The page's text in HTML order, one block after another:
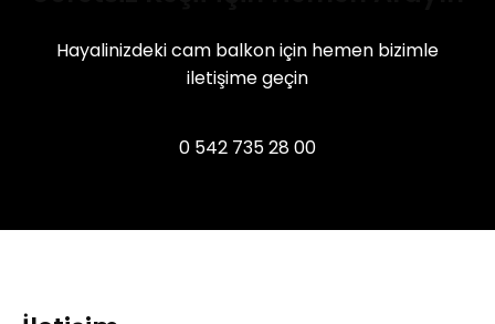
Hayalinizdeki cam balkon için hemen bizimle
iletişime geçin
0 542 735 28 00